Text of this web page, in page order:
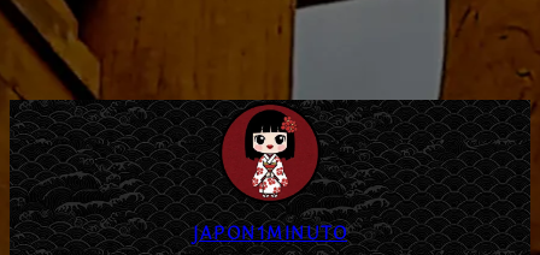
JAPON1MINUTO